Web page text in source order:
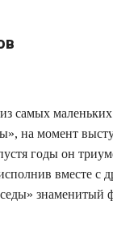
самых маленьких
на момент
годы он
вместе с
знаменитый